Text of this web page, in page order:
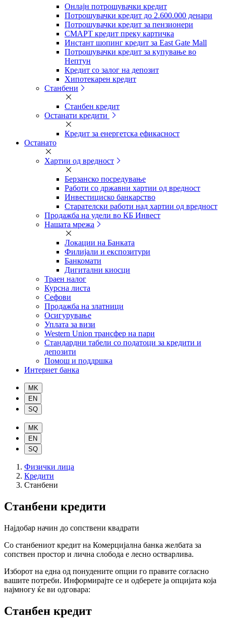
Онлајн потрошувачки кредит
Потрошувачки кредит до 2.600.000 денари
Потрошувачки кредит за пензионери
СМАРТ кредит преку картичка
Инстант шопинг кредит за East Gate Mall
Потрошувачки кредит за купување во
Нептун
Кредит со залог на депозит
Хипотекарен кредит
Станбени
Станбен кредит
Останати кредити
Кредит за енергетска ефикасност
Останато
Хартии од вредност
Берзанско посредување
Работи со државни хартии од вредност
Инвестициско банкарство
Старателски работи над хартии од вредност
Продажба на удели во КБ Инвест
Нашата мрежа
Локации на Банката
Филијали и експозитури
Банкомати
Дигитални киосци
Траен налог
Курсна листа
Сефови
Продажба на златници
Осигурување
Уплата за визи
Western Union трансфер на пари
Стандардни табели со податоци за кредити и
депозити
Помош и поддршка
Интернет банка
Физички лица
Кредити
Станбени
Станбени кредити
Најдобар начин до сопствени квадрати
Со станбениот кредит на Комерцијална банка желбата за
сопствен простор и лична слобода е лесно остварлива.
Изборот на една од понудените опции го правите согласно
вашите потреби. Информирајте се и одберете ја опцијата која
најмногу ќе ви одговара:
Станбен кредит